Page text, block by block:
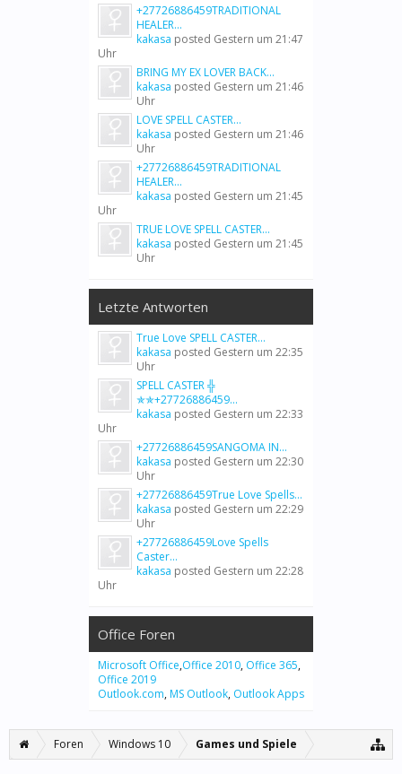
+27726886459TRADITIONAL
HEALER...
kakasa posted Gestern um 21:47
Uhr
BRING MY EX LOVER BACK...
kakasa posted Gestern um 21:46
Uhr
LOVE SPELL CASTER...
kakasa posted Gestern um 21:46
Uhr
+27726886459TRADITIONAL
HEALER...
kakasa posted Gestern um 21:45
Uhr
TRUE LOVE SPELL CASTER...
kakasa posted Gestern um 21:45
Uhr
Letzte Antworten
True Love SPELL CASTER...
kakasa posted Gestern um 22:35
Uhr
SPELL CASTER ╬
✯✯+27726886459...
kakasa posted Gestern um 22:33
Uhr
+27726886459SANGOMA IN...
kakasa posted Gestern um 22:30
Uhr
+27726886459True Love Spells...
kakasa posted Gestern um 22:29
Uhr
+27726886459Love Spells
Caster...
kakasa posted Gestern um 22:28
Uhr
Office Foren
Microsoft Office,Office 2010, Office 365,
Office 2019
Outlook.com, MS Outlook, Outlook Apps
Foren Windows 10 Games und Spiele